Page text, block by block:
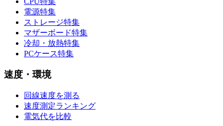
電源特集
ストレージ特集
マザーボード特集
冷却・放熱特集
PCケース特集
速度・環境
回線速度を測る
速度測定ランキング
電気代を比較